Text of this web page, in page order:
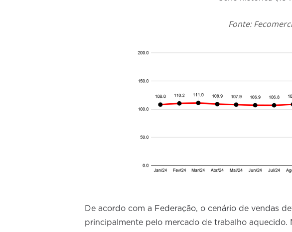
Fonte:
De acordo com a Federação, o cenário de vendas
principalmente pelo mercado de trabalho aquecido.